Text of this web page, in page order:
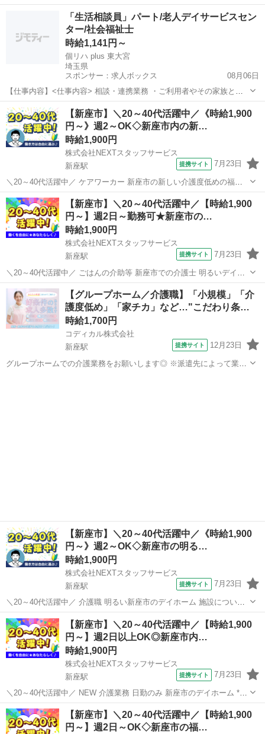
ス *✨ブランクOK&子育て世代歓迎✨* *✅20～50代の主婦(夫)さん多数
活躍中* *✅久しぶりの職場復帰もサポートします◎* *✅日勤のみ/週2...
新座駅 介護
「生活相談員」パート/老人デイサービスセン
ター/社会福祉士
時給1,141円～
個リハ plus 東大宮
埼玉県
スポンサー：求人ボックス
08月06日
【仕事内容】<仕事内容> 相談・連携業務 ・ご利用者やその家族との
相談業務 ・施設との調整や手続き ・地域やその他コミュニティとの連
携等 ・介護福祉サービスにおける「連携・調整」の役割 <求人PR> <
雇用形態>パート・アルバイト...
アルバイト・パート
【新座市】＼20～40代活躍中／《時給1,900
円～》週2～OK◇新座市内の新…
時給1,900円
株式会社NEXTスタッフサービス
新座駅
提携サイト 7月23日
＼20～40代活躍中／ ケアワーカー 新座市の新しい介護度低めの福祉
施設 ╭━━━━━━━━━━━━━╮ 柔軟シフトで無理なく働ける♪
╰━━━━━━v━━━━━━╯ NEXTスタッフサービスは、あなたの
想いに寄...
埼玉 新座市 新座駅
【新座市】＼20～40代活躍中／【時給1,900
円～】週2日～勤務可★新座市の…
時給1,900円
株式会社NEXTスタッフサービス
新座駅
提携サイト 7月23日
＼20～40代活躍中／ ごはんの介助等 新座市での介護士 明るいデイ施
設 …施設紹介… 明るい光が差し込む綺麗な職場(^^ 地域のシニアの快
適な毎日をサポートしています。 …仕事内容… ・日常生活のサポート
(食事・入...
埼玉 新座市 新座駅
【グループホーム／介護職】「小規模」「介
護度低め」「家チカ」など…"こだわり条…
時給1,700円
コディカル株式会社
新座駅
提携サイト 12月23日
グループホームでの介護業務をお願いします◎ ※派遣先によって業務
【新座市】＼20～40代活躍中／《時給1,900
円～》週2～OK◇新座市の明る…
時給1,900円
株式会社NEXTスタッフサービス
新座駅
提携サイト 7月23日
＼20～40代活躍中／ 介護職 明るい新座市のデイホーム 施設について
‾‾‾‾‾‾‾‾‾‾‾‾‾ 明るいフロアが印象的な、綺麗な介護施設 地域のシニアの快
適な毎日をサポートしています。 スタッフ1人ひとりの負担を抑え
る...
埼玉 新座市 新座駅
【新座市】＼20～40代活躍中／【時給1,900
円～】週2日以上OK◎新座市内…
時給1,900円
株式会社NEXTスタッフサービス
新座駅
提携サイト 7月23日
＼20～40代活躍中／ NEW 介護業務 日勤のみ 新座市のデイホーム *✨
ブランクOK&子育て世代歓迎✨* *明るく清潔な施設で、笑顔あふれる
お仕事♪* ▼こんな施設 ✅日勤のみ/週2日～OK ✅急なお休みにも柔軟
対...
埼玉 新座市 新座駅 介護
【新座市】＼20～40代活躍中／【時給1,900
円～】週2日～OK◇新座市の福…